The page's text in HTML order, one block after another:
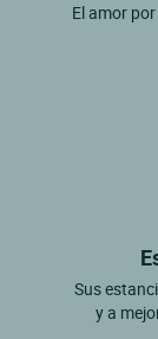
Vignory
Villegusien Le
El amor
Sus
y a